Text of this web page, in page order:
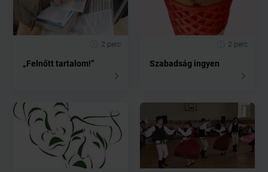
2 perc
„Felnőtt tartalom!”
2 perc
Szabadság ingyen